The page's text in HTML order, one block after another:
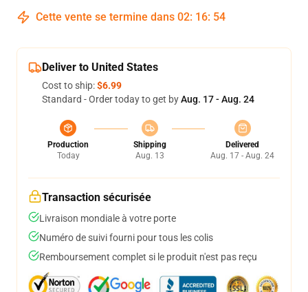
Cette vente se termine dans 02: 16: 54
Deliver to United States
Cost to ship:$6.99
Standard - Order today to get byAug. 17 - Aug. 24
Production
Today
Shipping
Aug. 13
Delivered
Aug. 17 - Aug. 24
Transaction sécurisée
Livraison mondiale à votre porte
Numéro de suivi fourni pour tous les colis
Remboursement complet si le produit n'est pas reçu